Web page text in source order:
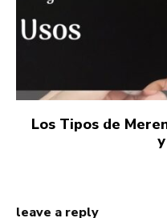
Los Tipos de
leave a reply